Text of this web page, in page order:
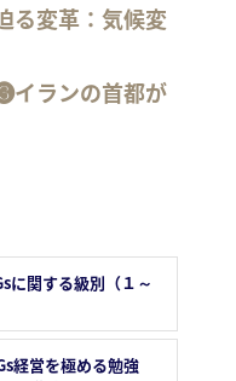
る変革：気候変
イランの首都が
に関する級別（１～
経営を極める勉強